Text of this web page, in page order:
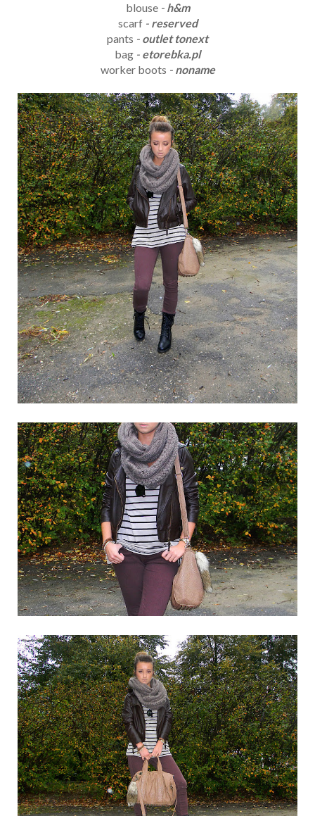
blouse-h&m
scarf- reserved
pants - outlet tonext
bag - etorebka.pl
worker boots -noname